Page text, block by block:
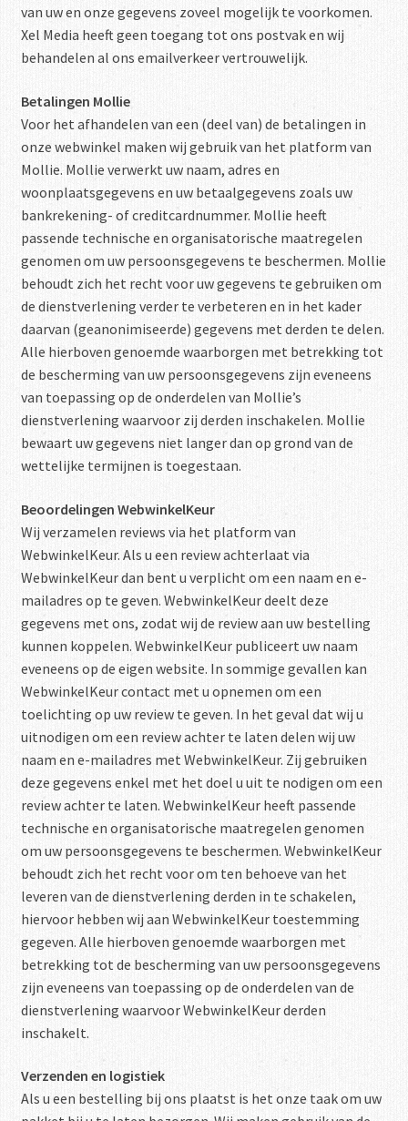
van uw en onze gegevens zoveel mogelijk te voorkomen.
Xel Media heeft geen toegang tot ons postvak en wij
behandelen al ons emailverkeer vertrouwelijk.
Betalingen Mollie
Voor het afhandelen van een (deel van) de betalingen in
onze webwinkel maken wij gebruik van het platform van
Mollie. Mollie verwerkt uw naam, adres en
woonplaatsgegevens en uw betaalgegevens zoals uw
bankrekening- of creditcardnummer. Mollie heeft
passende technische en organisatorische maatregelen
genomen om uw persoonsgegevens te beschermen. Mollie
behoudt zich het recht voor uw gegevens te gebruiken om
de dienstverlening verder te verbeteren en in het kader
daarvan (geanonimiseerde) gegevens met derden te delen.
Alle hierboven genoemde waarborgen met betrekking tot
de bescherming van uw persoonsgegevens zijn eveneens
van toepassing op de onderdelen van Mollie’s
dienstverlening waarvoor zij derden inschakelen. Mollie
bewaart uw gegevens niet langer dan op grond van de
wettelijke termijnen is toegestaan.
Beoordelingen WebwinkelKeur
Wij verzamelen reviews via het platform van
WebwinkelKeur. Als u een review achterlaat via
WebwinkelKeur dan bent u verplicht om een naam en e-
mailadres op te geven. WebwinkelKeur deelt deze
gegevens met ons, zodat wij de review aan uw bestelling
kunnen koppelen. WebwinkelKeur publiceert uw naam
eveneens op de eigen website. In sommige gevallen kan
WebwinkelKeur contact met u opnemen om een
toelichting op uw review te geven. In het geval dat wij u
uitnodigen om een review achter te laten delen wij uw
naam en e-mailadres met WebwinkelKeur. Zij gebruiken
deze gegevens enkel met het doel u uit te nodigen om een
review achter te laten. WebwinkelKeur heeft passende
technische en organisatorische maatregelen genomen
om uw persoonsgegevens te beschermen. WebwinkelKeur
behoudt zich het recht voor om ten behoeve van het
leveren van de dienstverlening derden in te schakelen,
hiervoor hebben wij aan WebwinkelKeur toestemming
gegeven. Alle hierboven genoemde waarborgen met
betrekking tot de bescherming van uw persoonsgegevens
zijn eveneens van toepassing op de onderdelen van de
dienstverlening waarvoor WebwinkelKeur derden
inschakelt.
Verzenden en logistiek
Als u een bestelling bij ons plaatst is het onze taak om uw